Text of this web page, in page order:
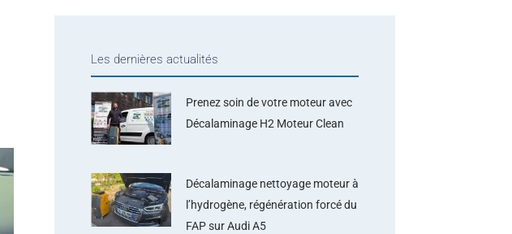
Les dernières actualités
Prenez soin de votre moteur avec
Décalaminage H2 Moteur Clean
Décalaminage nettoyage moteur à
l’hydrogène, régénération forcé du
FAP sur Audi A5